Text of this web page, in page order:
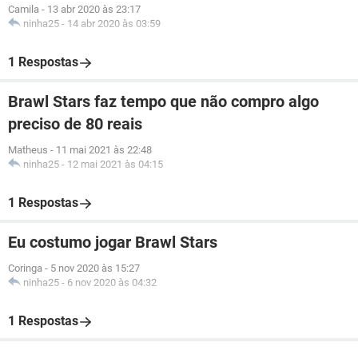
Camila - 13 abr 2020 às 23:17
ninha25 - 14 abr 2020 às 03:59
1 Respostas
Brawl Stars faz tempo que não compro algo
preciso de 80 reais
Matheus - 11 mai 2021 às 22:48
ninha25 - 12 mai 2021 às 04:15
1 Respostas
Eu costumo jogar Brawl Stars
Coringa - 5 nov 2020 às 15:27
ninha25 - 6 nov 2020 às 04:32
1 Respostas